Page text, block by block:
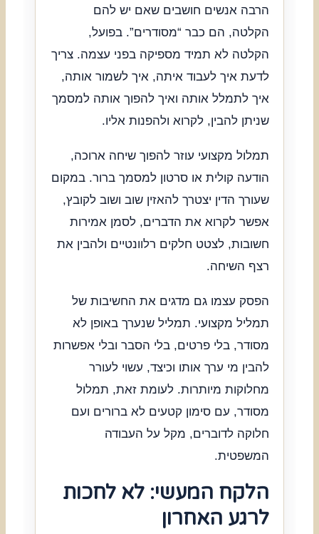
הרבה אנשים חושבים שאם יש להם
הקלטה, הם כבר “מסודרים”. בפועל,
הקלטה לא תמיד מספיקה בפני עצמה. צריך
לדעת איך לעבוד איתה, איך לשמור אותה,
איך לתמלל אותה ואיך להפוך אותה למסמך
שניתן להבין, לקרוא ולהפנות אליו.
תמלול מקצועי עוזר להפוך שיחה ארוכה,
הודעה קולית או סרטון למסמך ברור. במקום
שעורך הדין יצטרך להאזין שוב ושוב לקובץ,
אפשר לקרוא את הדברים, לסמן אמירות
חשובות, לצטט חלקים רלוונטיים ולהבין את
רצף השיחה.
הפסק עצמו גם מדגים את החשיבות של
תמליל מקצועי. תמליל שנערך באופן לא
מסודר, בלי פרטים, בלי הסבר ובלי אפשרות
להבין מי ערך אותו וכיצד, עשוי לעורר
מחלוקות מיותרות. לעומת זאת, תמלול
מסודר, עם סימון קטעים לא ברורים ועם
חלוקה לדוברים, מקל על העבודה
המשפטית.
הלקח המעשי: לא לחכות
לרגע האחרון